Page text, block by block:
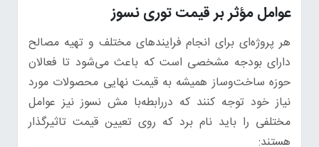
عوامل مؤثر بر قیمت توری نسوز
هر پروژه‌ای برای انجام فرایندهای مختلف و تهیه مصالح
دارای بودجه مشخصی است که باعث می‌شود تا فعالان
حوزه ساخت‌وساز همیشه به قیمت نهایی محصولات مورد
نیاز خود توجه کنند که دررابطه‌با مش نسوز نیز عوامل
مختلفی را باید نام برد که روی تعیین قیمت تاثیرگذار
هستند: